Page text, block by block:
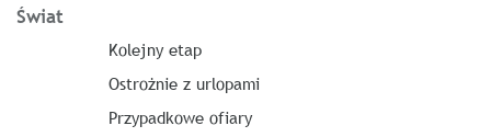
Świat
Kolejny etap
Ostrożnie z urlopami
Przypadkowe ofiary